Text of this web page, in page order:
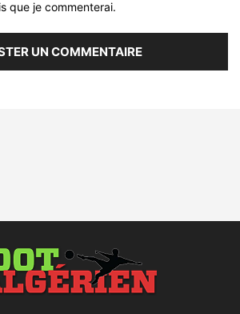
que je commenterai.